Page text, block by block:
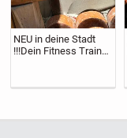
NEU in deine Stadt
!!!Dein Fitness Trainer